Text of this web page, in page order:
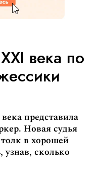
века по
представила
Новая судья
в хорошей
узнав, сколько